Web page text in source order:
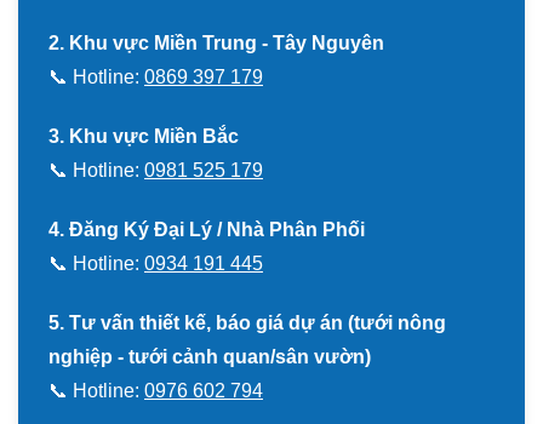
2. Khu vực Miền Trung - Tây Nguyên
📞 Hotline: 0869 397 179
3. Khu vực Miền Bắc
📞 Hotline: 0981 525 179
4. Đăng Ký Đại Lý / Nhà Phân Phối
📞 Hotline: 0934 191 445
5. Tư vấn thiết kế, báo giá dự án (tưới nông
nghiệp - tưới cảnh quan/sân vườn)
📞 Hotline: 0976 602 794